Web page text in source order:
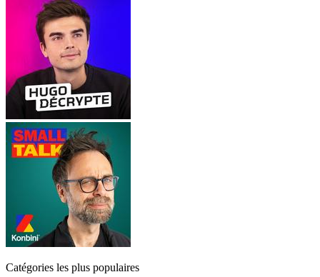
Catégories les plus populaires